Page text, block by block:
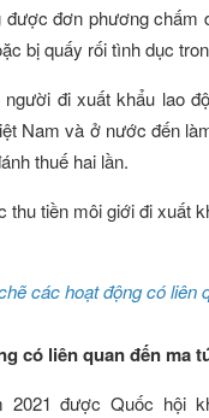
đơn phương
bị quấy rối tình dục
đi xuất khẩu lao
Nam và ở nước đến
thuế hai lần.
tiền môi giới đi xuất
các hoạt động có liên
có liên quan đến ma
2021 được Quốc hội